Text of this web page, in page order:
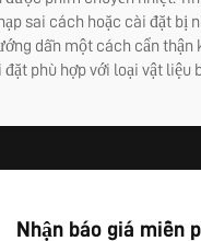
sai cách hoặc cài đặt bị
dẫn một cách cẩn thận
phù hợp với loại vật liệu
Nhận báo giá miễn